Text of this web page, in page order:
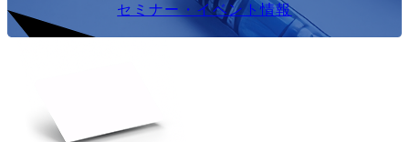
セミナー・イベント情報